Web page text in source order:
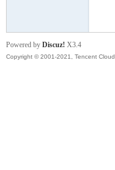
Powered by Discuz! X3.4
Copyright © 2001-2021, Tencent Cloud.